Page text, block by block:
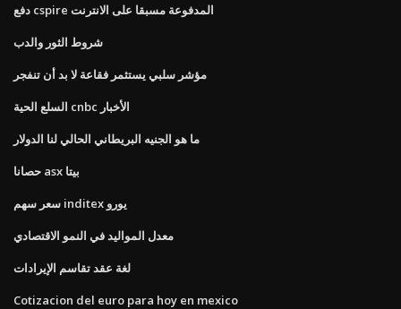
دفع cspire المدفوعة مسبقا على الانترنت
شروط الثور والدب
مؤشر سلبي يستثمر فقاعة لا بد أن تنفجر
السلع الحية cnbc الأخبار
ما هو الجنيه البريطاني الحالي لنا الدولار
حصانا asx بيتا
سعر سهم inditex يورو
معدل المواليد في النمو الاقتصادي
لغة عقد تقاسم الإيرادات
Cotizacion del euro para hoy en mexico